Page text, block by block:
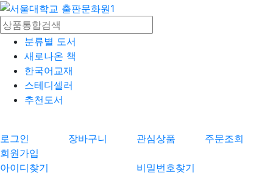
분류별 도서
새로나온 책
한국어교재
스테디셀러
추천도서
로그인 장바구니 관심상품
주문조회
회원가입
아이디찾기
비밀번호찾기